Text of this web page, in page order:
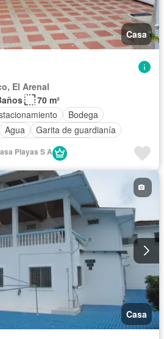
Casa
El Arenal
70 m²
Bodega
Agua
Garita de guardianía
Parcialmente amoblado
Playas S A
Casa